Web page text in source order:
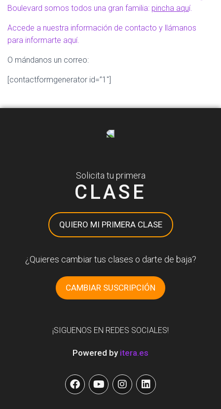
Boulevard somos todos una gran familia: pincha aquí.
Accede a nuestra información de contacto y llámanos
para informarte aquí.
O mándanos un correo:
[contactformgenerator id=”1″]
Solicita tu primera
CLASE
QUIERO MI PRIMERA CLASE
¿Quieres cambiar tus clases o darte de baja?
CAMBIAR SUSCRIPCIÓN
¡SIGUENOS EN REDES SOCIALES!
Powered by itera.es